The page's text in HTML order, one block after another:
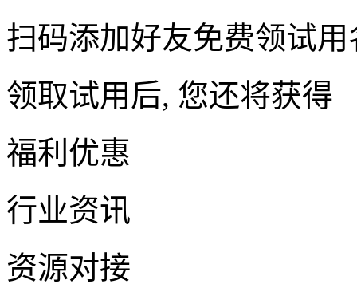
扫码添加好友免费领试用
领取试用后, 您还将获得
福利优惠
行业资讯
资源对接